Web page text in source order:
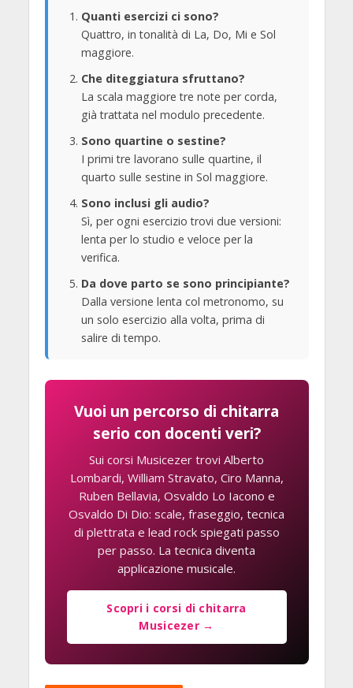
Quanti esercizi ci sono?
Quattro, in tonalità di La, Do, Mi e Sol
maggiore.
Che diteggiatura sfruttano?
La scala maggiore tre note per corda,
già trattata nel modulo precedente.
Sono quartine o sestine?
I primi tre lavorano sulle quartine, il
quarto sulle sestine in Sol maggiore.
Sono inclusi gli audio?
Sì, per ogni esercizio trovi due versioni:
lenta per lo studio e veloce per la
verifica.
Da dove parto se sono principiante?
Dalla versione lenta col metronomo, su
un solo esercizio alla volta, prima di
salire di tempo.
Vuoi un percorso di chitarra
serio con docenti veri?
Sui corsi Musicezer trovi Alberto
Lombardi, William Stravato, Ciro Manna,
Ruben Bellavia, Osvaldo Lo Iacono e
Osvaldo Di Dio: scale, fraseggio, tecnica
di plettrata e lead rock spiegati passo
per passo. La tecnica diventa
applicazione musicale.
Scopri i corsi di chitarra
Musicezer →